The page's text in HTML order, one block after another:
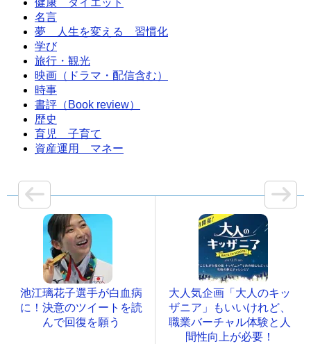
健康 ダイエット
名言
夢 人生を変える 習慣化
学び
旅行・観光
映画（ドラマ・配信含む）
時事
書評（Book review）
歴史
育児 子育て
資産運用 マネー
池江璃花子選手が白血病
に！決意のツイートを読
んで回復を願う
大人気企画「大人のキッ
ザニア」もいいけれど、
職業バーチャル体験と人
間性向上が必要！